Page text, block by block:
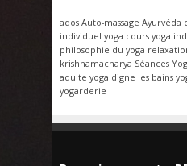
ados Auto-massage Ayurvéda
individuel yoga cours yoga
philosophie du yoga
krishnamacharya Séances
adulte yoga digne les bains
yogarderie